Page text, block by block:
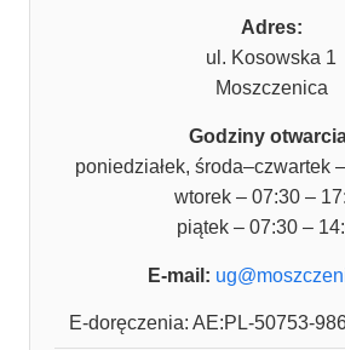
Adres:
ul. Kosowska 1
Moszczenica
Godziny
poniedziałek, środa–czwartek
wtorek – 07:30 –
piątek – 07:30 –
E-mail:
E-doręczenia: AE:PL-50753-